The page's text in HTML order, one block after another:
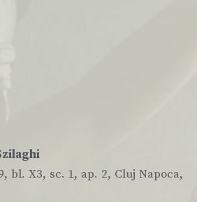
bl. X3, sc. 1, ap. 2, Cluj Napoca,